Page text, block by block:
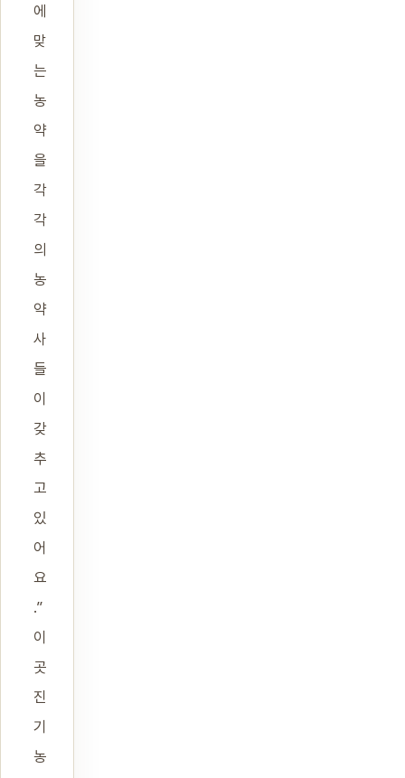
에
맞
는
농
약
을
각
각
의
농
약
사
들
이
갖
추
고
있
어
요
.”
이
곳
진
기
농